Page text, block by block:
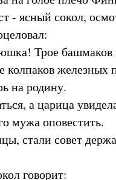
- ясный сокол,
Трое башмаков
колпаков железных
на родину.
а царица
мужа оповестить.
стали совет
говорит: